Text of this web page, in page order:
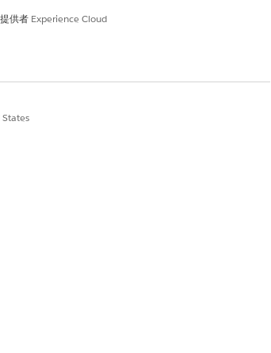
供者 Experience Cloud